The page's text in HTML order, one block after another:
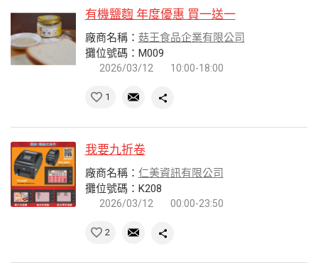
有機鹽麴 年度優惠 買一送一
廠商名稱： 菇王食品企業有限公司
攤位號碼：M009
2026/03/12 10:00-18:00
1
我要九折卷
廠商名稱： 仁美資訊有限公司
攤位號碼：K208
2026/03/12 00:00-23:50
2